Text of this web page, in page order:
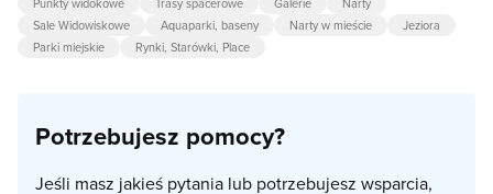
Sale Widowiskowe
Aquaparki, baseny Narty w mieście
Jeziora
Parki miejskie
Rynki, Starówki, Place
Potrzebujesz pomocy?
Jeśli masz jakieś pytania lub potrzebujesz wsparcia,